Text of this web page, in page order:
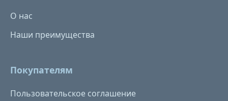
О нас
Наши преимущества
Покупателям
Пользовательское соглашение